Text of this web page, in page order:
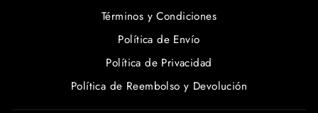
Términos y Condiciones
Política de Envío
Política de Privacidad
Política de Reembolso y Devolución